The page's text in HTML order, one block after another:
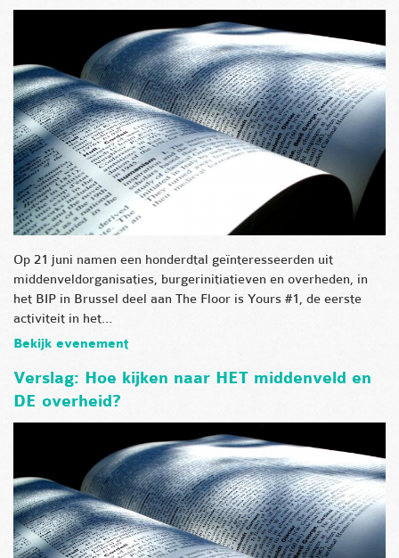
Op 21 juni namen een honderdtal geïnteresseerden uit
middenveldorganisaties, burgerinitiatieven en overheden, in
het BIP in Brussel deel aan The Floor is Yours #1, de eerste
activiteit in het…
Bekijk evenement
Verslag: Hoe kijken naar HET middenveld en
DE overheid?